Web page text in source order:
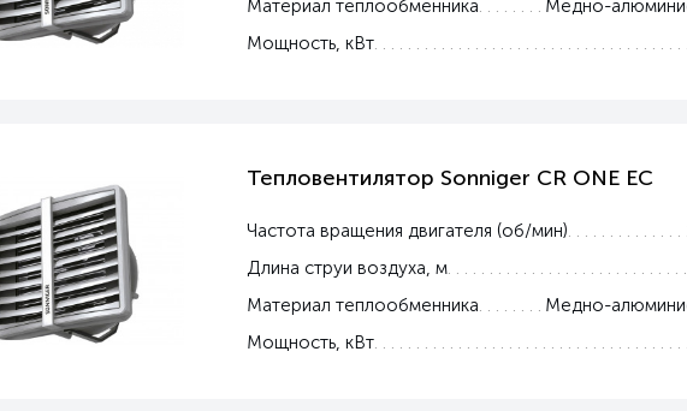
Материал теплообменника
Медно-
Мощность, кВт
Тепловентилятор Sonniger CR ONE EC
Частота вращения двигателя (об/мин)
Длина струи воздуха, м
Материал теплообменника
Медно-
Мощность, кВт